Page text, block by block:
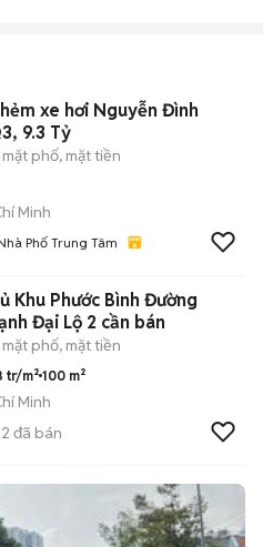
xe hơi Nguyễn Đình
9.3 Tỷ
phố, mặt tiền
Minh
Phố Trung Tâm
Phước Bình Đường
Đại Lộ 2 cần bán
phố, mặt tiền
tr/m² 100 m²
Minh
2 đã bán